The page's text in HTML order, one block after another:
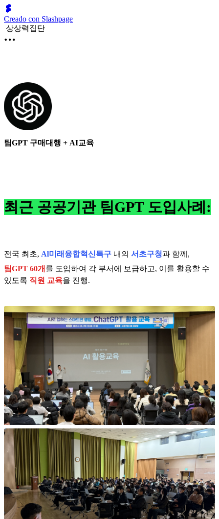
Creado con Slashpage
상상력집단
팀GPT 구매대행 + AI교육
최근 공공기관 팀GPT 도입사례:
전국 최초, Al미래융합혁신특구 내의 서초구청과 함께,
팀GPT 60개 를 도입하여 각 부서에 보급하고, 이를 활용할 수
있도록 직원 교육을 진행.